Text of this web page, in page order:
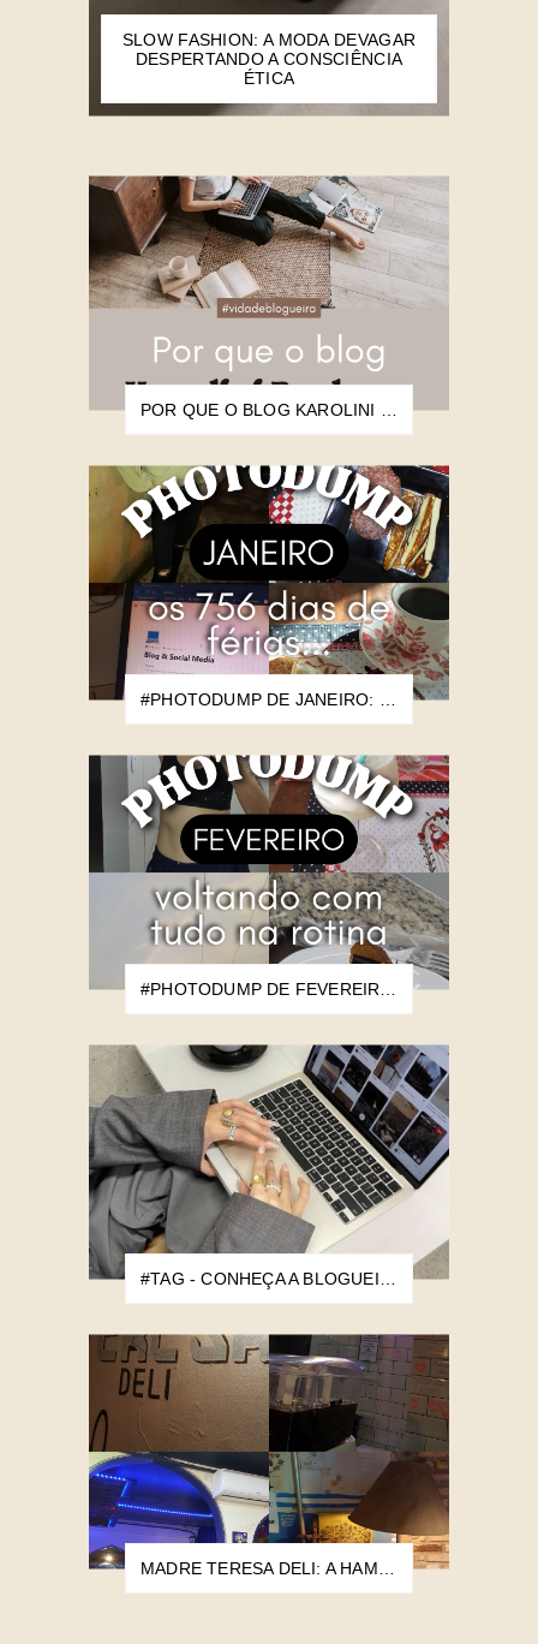
SLOW FASHION: A MODA DEVAGAR
DESPERTANDO A CONSCIÊNCIA
ÉTICA
POR QUE O BLOG KAROLINI BARBARA NASCEU?
#PHOTODUMP DE JANEIRO: OS 756 DIAS DE FÉRIAS...
#PHOTODUMP DE FEVEREIRO: VOLTANDO COM TUDO NA ROTINA
#TAG - CONHEÇA A BLOGUEIRA
MADRE TERESA DELI: A HAMBURGUERIA MAIS POBRE DO MUNDO